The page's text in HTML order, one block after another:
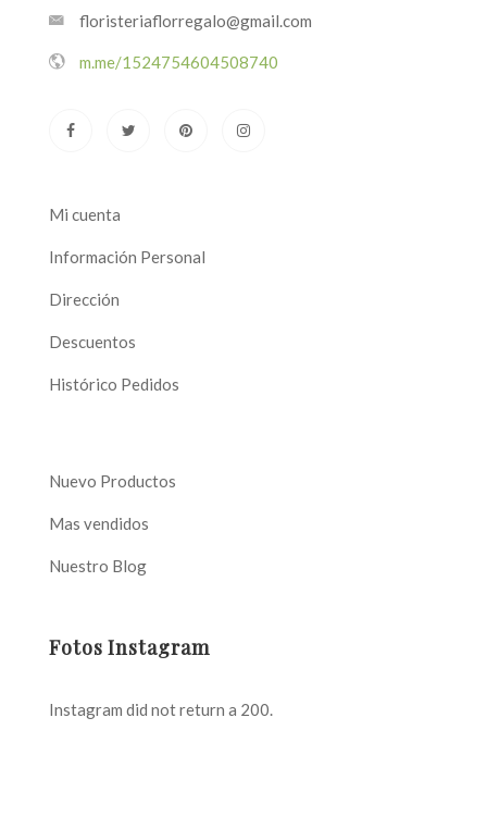
floristeriaflorregalo@gmail.com
m.me/1524754604508740
Mi cuenta
Información Personal
Dirección
Descuentos
Histórico Pedidos
Nuevo Productos
Mas vendidos
Nuestro Blog
Fotos Instagram
Instagram did not return a 200.